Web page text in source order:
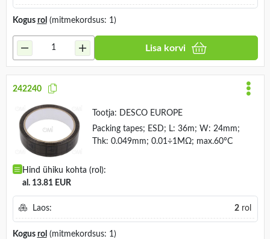
Kogus rol (mitmekordsus: 1)
Lisa korvi
242240
Tootja: DESCO EUROPE
Packing tapes; ESD; L: 36m; W: 24mm;
Thk: 0.049mm; 0.01÷1MΩ; max.60°C
Hind ühiku kohta (rol):
al. 13.81 EUR
Laos: 2rol
Kogus rol (mitmekordsus: 1)